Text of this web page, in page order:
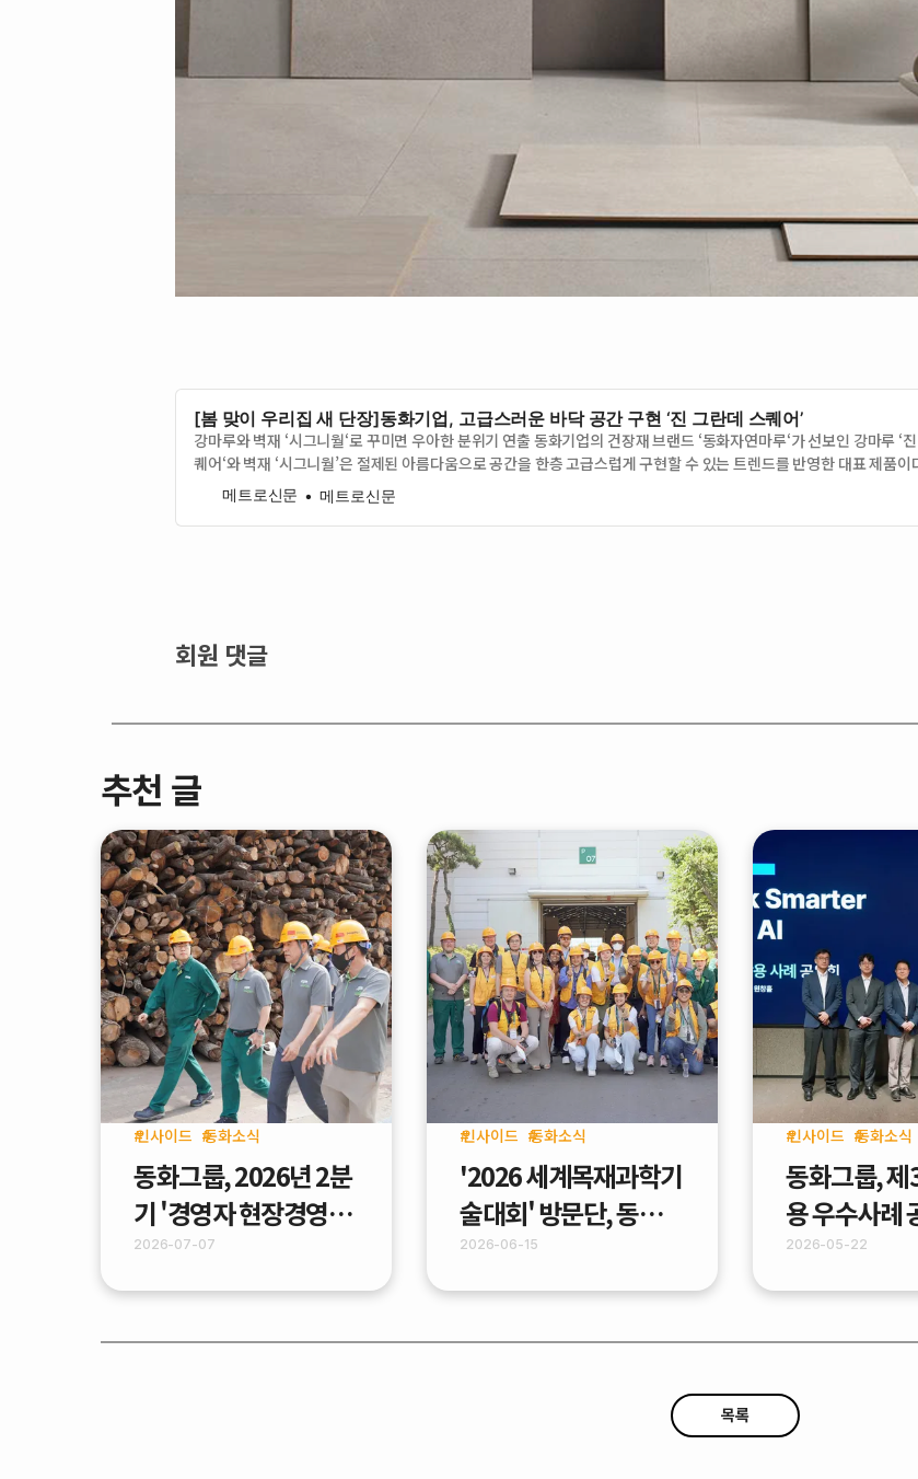
[봄 맞이 우리집 새 단장]동화기업, 고급스러운 바닥 공간 구현 ‘진 그란데 스퀘어’
강마루와 벽재 ‘시그니월‘로 꾸미면 우아한 분위기 연출 동화기업의 건장재 브랜드 ‘동화자연마루‘가 선보인 강마루 ‘
퀘어‘와 벽재 ‘시그니월’은 절제된 아름다움으로 공간을 한층 고급스럽게 구현할 수 있는 트렌드를 반영한 대표 제품이
데 스퀘어와 시
메트로신문 메트로신문
회원 댓글
추천 글
인사이드 동화소식
동화그룹, 2026년 2분
기 '경영자 현장경영
(MBWA)' 실시
2026-07-07
인사이드 동화소식
'2026 세계목재과학기
술대회' 방문단, 동화기
업 PB공장 견학
2026-06-15
인사이드 동화소식
동화그룹, 제
용 우수사례
최 - "Work
With AI"
2026-05-22
목록